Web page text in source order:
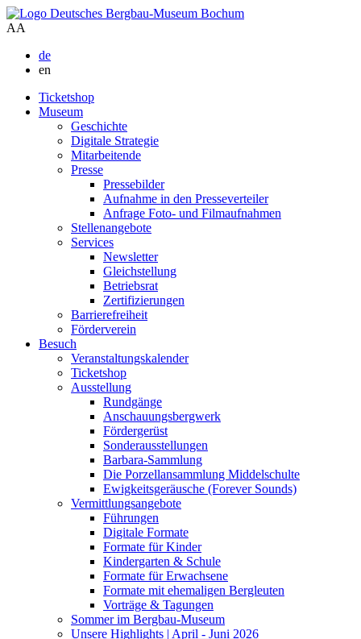
AA
de
en
Ticketshop
Museum
Geschichte
Digitale Strategie
Mitarbeitende
Presse
Pressebilder
Aufnahme in den Presseverteiler
Anfrage Foto- und Filmaufnahmen
Stellenangebote
Services
Newsletter
Gleichstellung
Betriebsrat
Zertifizierungen
Barrierefreiheit
Förderverein
Besuch
Veranstaltungskalender
Ticketshop
Ausstellung
Rundgänge
Anschauungsbergwerk
Fördergerüst
Sonderausstellungen
Barbara-Sammlung
Die Porzellansammlung Middelschulte
Ewigkeitsgeräusche (Forever Sounds)
Vermittlungsangebote
Führungen
Digitale Formate
Formate für Kinder
Kindergarten & Schule
Formate für Erwachsene
Formate mit ehemaligen Bergleuten
Vorträge & Tagungen
Sommer im Bergbau-Museum
Unsere Highlights | April - Juni 2026